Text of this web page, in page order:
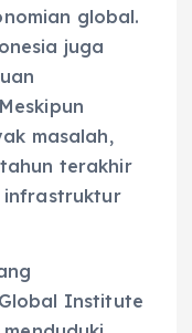
global.
juga
masalah,
terakhir
infrastruktur
Institute